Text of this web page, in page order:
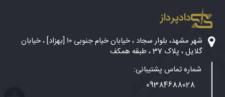
دادپرداز
شهر مشهد، بلوار سجاد ، خیابان خیام جنوبی ۱۰ [بهزاد] ، خیابان
گلایل ، پلاک 37 ، طبقه همکف
شماره تماس پشتیبانی:
09384688028